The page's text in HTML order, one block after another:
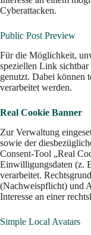
Cyberattacken.
Public Post Preview
Für die Möglichkeit,
speziellen Link
genutzt. Dabei können
verarbeitet werden.
Real Cookie Banner
Zur Verwaltung
sowie der
Consent-Tool „Real
Einwilligungsdaten (z.
verarbeitet.
(Nachweispflicht) und
Interesse an einer
Simple Local Avatars